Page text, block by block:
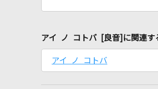
アイ ノ コトバ [良音]に関連す
アイ ノ コトバ